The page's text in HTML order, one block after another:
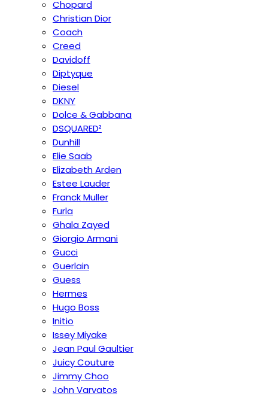
Chopard
Christian Dior
Coach
Creed
Davidoff
Diptyque
Diesel
DKNY
Dolce & Gabbana
DSQUARED²
Dunhill
Elie Saab
Elizabeth Arden
Estee Lauder
Franck Muller
Furla
Ghala Zayed
Giorgio Armani
Gucci
Guerlain
Guess
Hermes
Hugo Boss
Initio
Issey Miyake
Jean Paul Gaultier
Juicy Couture
Jimmy Choo
John Varvatos